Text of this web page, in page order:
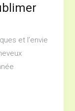
et l’envie